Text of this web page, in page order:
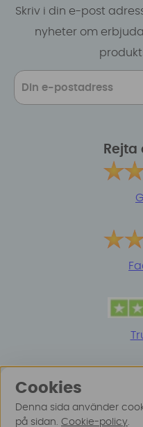
Skriv i din e-post
nyheter om
Rejta
Cookies
Denna sida använder
på sidan. Cookie-policy.